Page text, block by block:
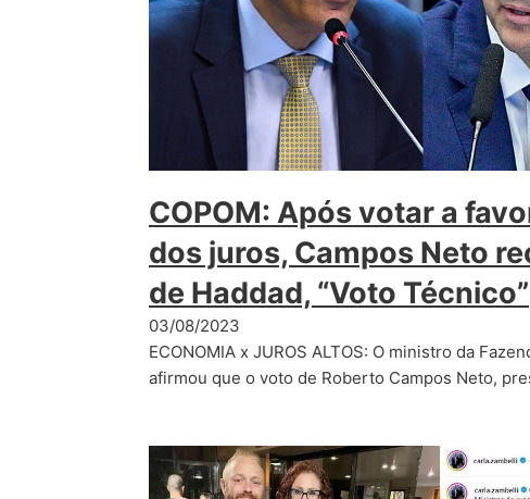
COPOM: Após votar a
dos juros, Campos Neto
de Haddad, “Voto Técnico”
03/08/2023
ECONOMIA x JUROS ALTOS: O ministro da
afirmou que o voto de Roberto Campos Neto,